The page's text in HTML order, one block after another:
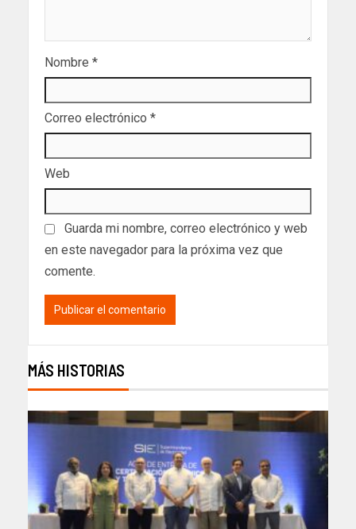
Nombre *
Correo electrónico *
Web
Guarda mi nombre, correo electrónico y web
en este navegador para la próxima vez que
comente.
MÁS HISTORIAS